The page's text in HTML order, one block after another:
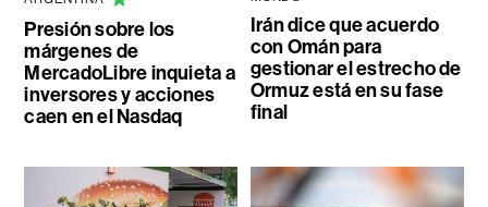
Presión sobre los
márgenes de
MercadoLibre inquieta a
inversores y acciones
caen en el Nasdaq
Irán dice que acuerdo
con Omán para
gestionar el estrecho de
Ormuz está en su fase
final